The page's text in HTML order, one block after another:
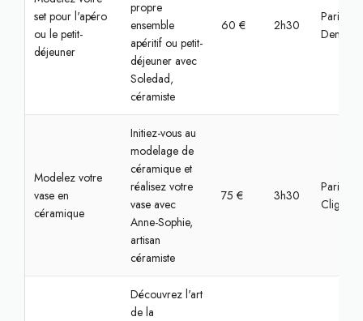
set pour l'apéro
ou le petit-
déjeuner
propre
ensemble
apéritif ou petit-
déjeuner avec
Soledad,
céramiste
60 € 2h30
Paris,
Denis
Modelez votre
vase en
céramique
Initiez-vous au
modelage de
céramique et
réalisez votre
vase avec
Anne-Sophie,
artisan
céramiste
75 € 3h30
Paris,
Découvrez l'art
de la